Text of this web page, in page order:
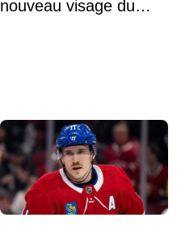
nouveau visage du